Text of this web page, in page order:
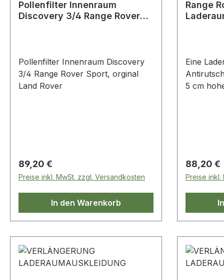
Pollenfilter Innenraum
Discovery 3/4 Range Rover
Pollenfilter Innenraum Discovery
3/4 Range Rover Sport, orginal
Land Rover
Regulärer Preis:
89,20 €
Preise inkl. MwSt. zzgl. Versandkosten
In den Warenkorb
Range
Eine
5 cm
Regulärer
88,20 €
Preise inkl.